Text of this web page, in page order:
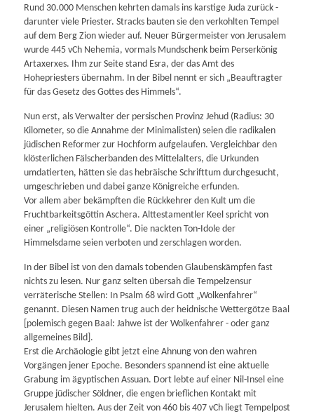
Rund 30.000 Menschen kehrten damals ins karstige Juda zurück -
darunter viele Priester. Stracks bauten sie den verkohlten Tempel
auf dem Berg Zion wieder auf. Neuer Bürgermeister von Jerusalem
wurde 445 vCh Nehemia, vormals Mundschenk beim Perserkönig
Arta­xerxes. Ihm zur Seite stand Esra, der das Amt des
Hohepriesters übernahm. In der Bibel nennt er sich „Beauftragter
für das Gesetz des Gottes des Himmels“.
Nun erst, als Verwalter der persischen Provinz Jehud (Radius: 30
Kilometer, so die Annahme der Minimalisten) seien die radikalen
jüdischen Reformer zur Hochform aufgelaufen. Vergleichbar den
klösterlichen Fälscherbanden des Mittelalters, die Urkunden
umdatierten, hätten sie das hebräische Schrifttum durchgesucht,
umgeschrieben und dabei ganze Königreiche erfunden.
Vor allem aber bekämpften die Rückkehrer den Kult um die
Fruchtbarkeitsgöttin Aschera. Alttestamentler Keel spricht von
einer „religiösen Kontrolle“. Die nackten Ton-Idole der
Himmelsdame seien verboten und zerschlagen worden.
In der Bibel ist von den damals tobenden Glaubenskämpfen fast
nichts zu lesen. Nur ganz selten übersah die Tempelzensur
verräterische Stellen: In Psalm 68 wird Gott „Wolkenfahrer“
genannt. Diesen Namen trug auch der heidnische Wettergötze Baal
[polemisch gegen Baal: Jahwe ist der Wolkenfahrer - oder ganz
allgemeines Bild].
Erst die Archäologie gibt jetzt eine Ahnung von den wahren
Vorgängen jener Epoche. Besonders spannend ist eine aktuelle
Grabung im ägyptischen Assuan. Dort lebte auf einer Nil-Insel eine
Gruppe jüdischer Söldner, die engen brieflichen Kontakt mit
Jerusalem hielten. Aus der Zeit von 460 bis 407 vCh liegt Tempelpost